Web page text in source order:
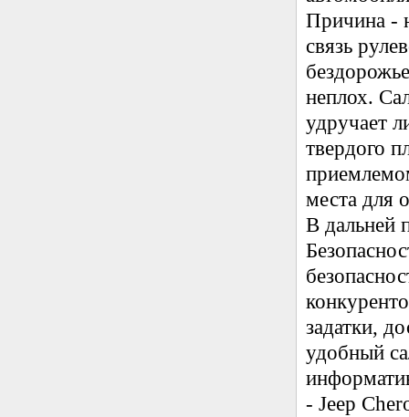
Причина -
связь
неплох.
удручает
твердого
места для
В дальней
задатки,
удобный
- Jeep